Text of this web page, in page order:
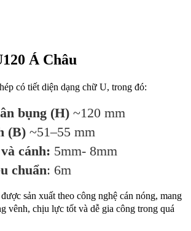
Á Châu
có tiết diện dạng chữ U, trong đó:
bụng (H) ~120 mm
(B) ~51–55 mm
cánh: 5mm- 8mm
chuẩn: 6m
sản xuất theo công nghệ cán nóng, mang
vênh, chịu lực tốt và dễ gia công trong quá